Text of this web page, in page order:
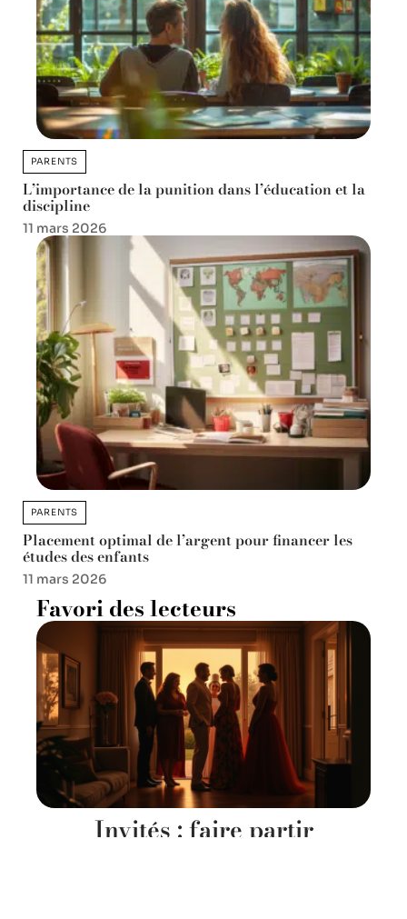
PARENTS
L’importance de la punition dans l’éducation et la
discipline
11 mars 2026
PARENTS
Placement optimal de l’argent pour financer les
études des enfants
11 mars 2026
Favori des lecteurs
Invités : faire partir